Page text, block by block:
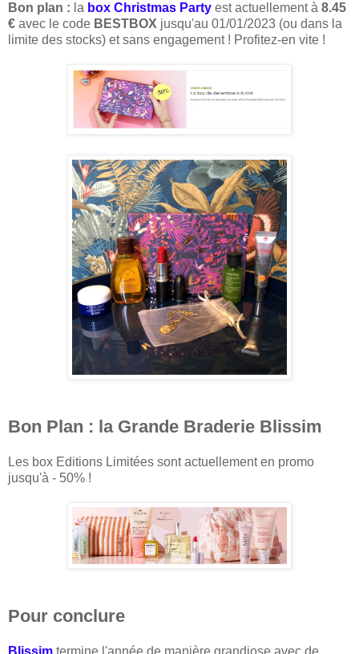
Bon plan : la box Christmas Party est actuellement à 8.45
€ avec le code BESTBOX jusqu'au 01/01/2023 (ou dans la
limite des stocks) et sans engagement ! Profitez-en vite !
Bon Plan : la Grande Braderie Blissim
Les box Editions Limitées sont actuellement en promo
jusqu'à - 50% !
Pour conclure
Blissim termine l'année de manière grandiose avec de